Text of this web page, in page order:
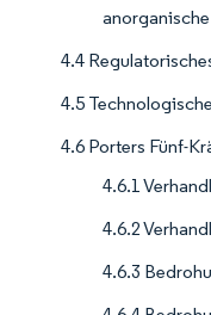
4.4
4.5
4.6 Porters Fünf-
4.6.1
4.6.2
4.6.3